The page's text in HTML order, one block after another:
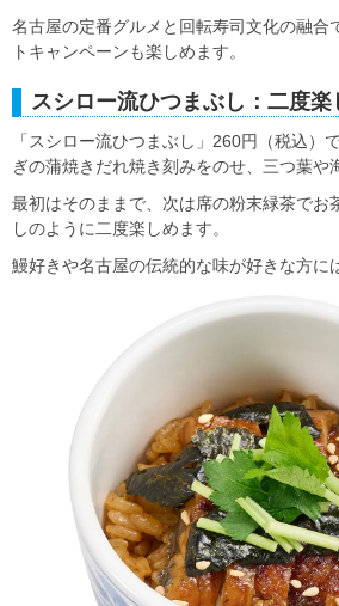
名古屋の定番グルメと回転寿司文化の融合
トキャンペーンも楽しめます。
スシロー流ひつまぶし：二度楽
「スシロー流ひつまぶし」260円（税込）
ぎの蒲焼きだれ焼き刻みをのせ、三つ葉や
最初はそのままで、次は席の粉末緑茶でお
しのように二度楽しめます。
鰻好きや名古屋の伝統的な味が好きな方に